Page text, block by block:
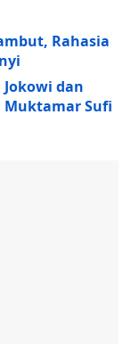
Rahasia
dan
Muktamar Sufi